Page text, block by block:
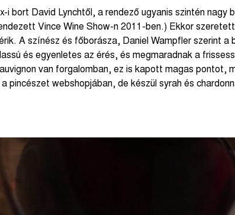
bort David Lynchtől, a rendező ugyanis szintén nagy
Vince Wine Show-n 2011-ben.) Ekkor
A színész és főborásza, Daniel Wampfler szerint
és egyenletes az érés, és megmaradnak a
van forgalomban, ez is kapott magas pontot,
pincészet webshopjában, de készül syrah és